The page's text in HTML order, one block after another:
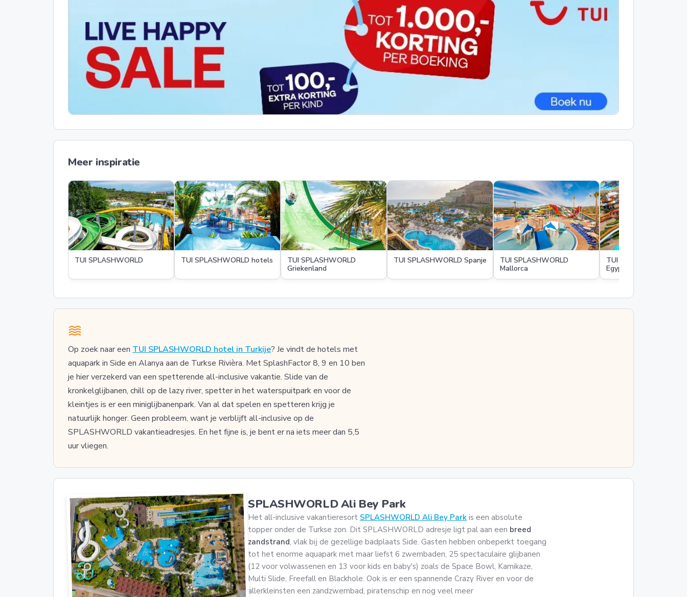
Meer inspiratie
TUI SPLASHWORLD TUI SPLASHWORLD hotels
TUI SPLASHWORLD
Griekenland
TUI SPLASHWORLD Spanje
TUI SPLASHWORLD
Mallorca
TUI SPLASHWORLD
Egypte
Op zoek naar een TUI SPLASHWORLD hotel in Turkije? Je vindt de hotels met
aquapark in Side en Alanya aan de Turkse Rivièra. Met SplashFactor 8, 9 en 10 ben
je hier verzekerd van een spetterende all-inclusive vakantie. Slide van de
kronkelglijbanen, chill op de lazy river, spetter in het waterspuitpark en voor de
kleintjes is er een miniglijbanenpark. Van al dat spelen en spetteren krijg je
natuurlijk honger. Geen probleem, want je verblijft all-inclusive op de
SPLASHWORLD vakantieadresjes. En het fijne is, je bent er na iets meer dan 5,5
uur vliegen.
SPLASHWORLD Ali Bey Park
Het all-inclusive vakantieresort SPLASHWORLD Ali Bey Park is een absolute
topper onder de Turkse zon. Dit SPLASHWORLD adresje ligt pal aan een breed
zandstrand, vlak bij de gezellige badplaats Side. Gasten hebben onbeperkt toegang
tot het enorme aquapark met maar liefst 6 zwembaden, 25 spectaculaire glijbanen
(12 voor volwassenen en 13 voor kids en baby's) zoals de Space Bowl, Kamikaze,
Multi Slide, Freefall en Blackhole. Ook is er een spannende Crazy River en voor de
allerkleinsten een zandzwembad, piratenschip en nog veel meer